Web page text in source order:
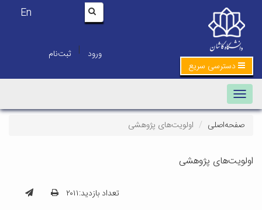
En
ورود | ثبت‌نام
دسترسی سریع
Toggle navigation
صفحه‌اصلی اولویت‌های پژوهشی
اولویت‌های پژوهشی
تعداد بازدید:۲۰۱۱